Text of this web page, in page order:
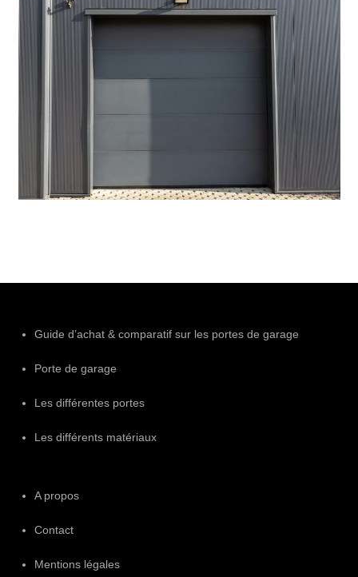
Guide d’achat & comparatif sur les portes de garage
Porte de garage
Les différentes portes
Les différents matériaux
A propos
Contact
Mentions légales